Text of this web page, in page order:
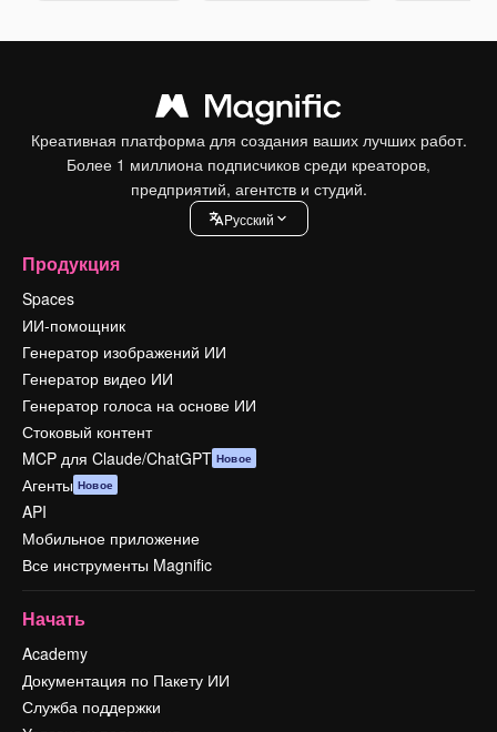
Креативная платформа для создания ваших лучших работ.
Более 1 миллиона подписчиков среди креаторов,
предприятий, агентств и студий.
Pусский
Продукция
Spaces
ИИ-помощник
Генератор изображений ИИ
Генератор видео ИИ
Генератор голоса на основе ИИ
Стоковый контент
MCP для Claude/ChatGPT Новое
Агенты Новое
API
Мобильное приложение
Все инструменты Magnific
Начать
Academy
Документация по Пакету ИИ
Служба поддержки